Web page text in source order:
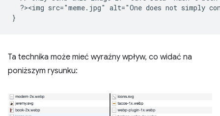
?><img src="meme.jpg" alt="One does not simply
}
Ta technika może mieć wyraźny wpływ, co widać na
poniższym rysunku: